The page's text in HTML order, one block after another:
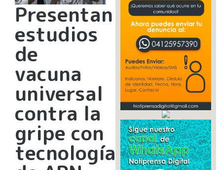
Presentan
estudios
de
vacuna
universal
contra la
gripe con
tecnología